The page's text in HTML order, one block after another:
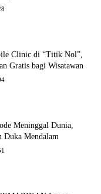
Clinic di “Titik Nol”,
Gratis bagi Wisatawan
Meninggal Dunia,
Duka Mendalam